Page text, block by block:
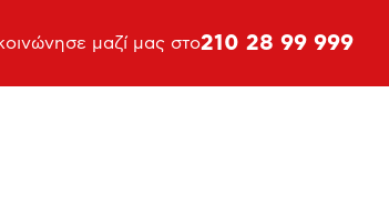
μαζί μας στο210 28 99 999